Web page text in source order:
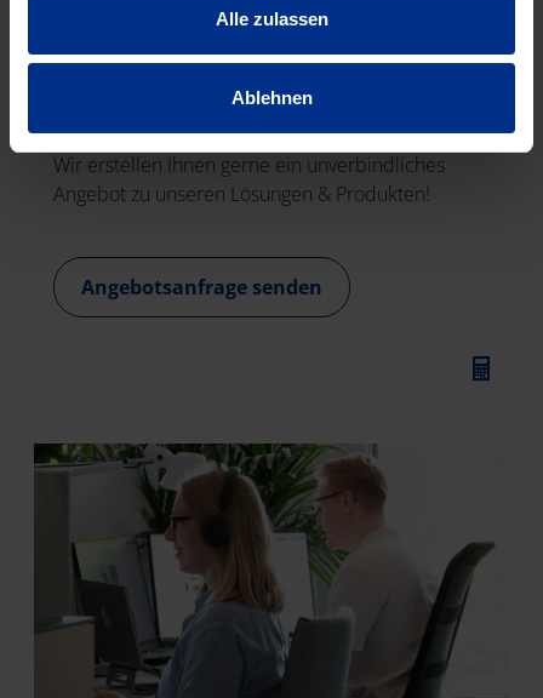
Alle zulassen
Ablehnen
ANGEBOTSSERVICE
Wir erstellen Ihnen gerne ein unverbindliches
Angebot zu unseren Lösungen & Produkten!
Angebotsanfrage senden